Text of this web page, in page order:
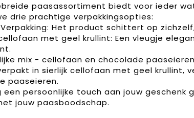
paasassortiment biedt voor ieder
drie prachtige verpakkingsopties:
Verpakking: Het product schittert op
met geel krullint: Een vleugje
mix - cellofaan en chocolade
in sierlijk cellofaan met geel krullint,
paaseieren.
een persoonlijke touch aan jouw
jouw paasboodschap.